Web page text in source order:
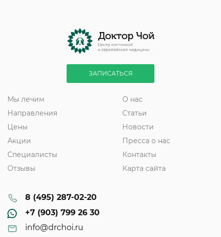
ЗАПИСАТЬСЯ
Мы лечим
Направления
Цены
Акции
Специалисты
Отзывы
О нас
Статьи
Новости
Пресса о нас
Контакты
Карта сайта
8 (495) 287-02-20
+7 (903) 799 26 30
info@drchoi.ru